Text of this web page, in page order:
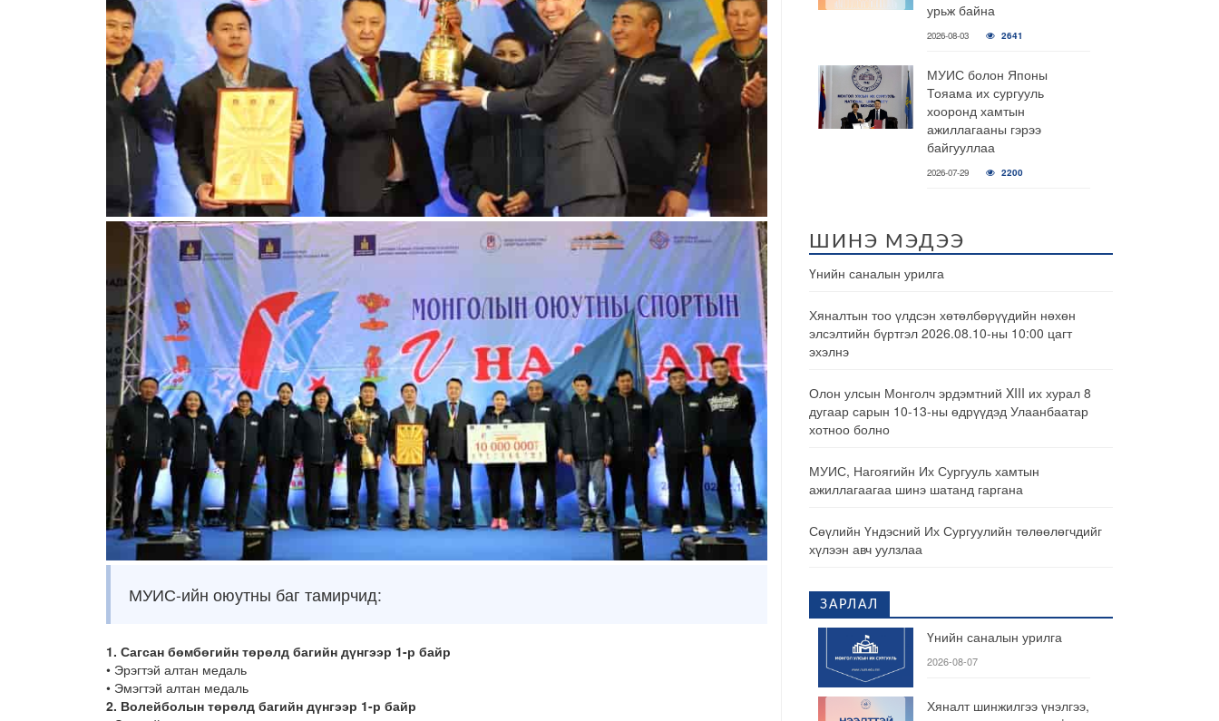
МУИС-ийн оюутны баг тамирчид:
1. Сагсан бөмбөгийн төрөлд багийн дүнгээр 1-р байр
• Эрэгтэй алтан медаль
• Эмэгтэй алтан медаль
2. Волейболын төрөлд багийн дүнгээр 1-р байр
урьж байна
2026-08-03 2641
МУИС болон Японы
Тояама их сургууль
хооронд хамтын
ажиллагааны гэрээ
байгууллаа
2026-07-29 2200
ШИНЭ МЭДЭЭ
Үнийн саналын урилга
Хяналтын тоо үлдсэн хөтөлбөрүүдийн нөхөн
элсэлтийн бүртгэл 2026.08.10-ны 10:00 цагт
эхэлнэ
Олон улсын Монголч эрдэмтний XIII их хурал 8
дугаар сарын 10-13-ны өдрүүдэд Улаанбаатар
хотноо болно
МУИС, Нагоягийн Их Сургууль хамтын
ажиллагаагаа шинэ шатанд гаргана
Сөүлийн Үндэсний Их Сургуулийн төлөөлөгчдийг
хүлээн авч уулзлаа
ЗАРЛАЛ
Үнийн саналын урилга
2026-08-07
Хяналт шинжилгээ үнэлгээ,